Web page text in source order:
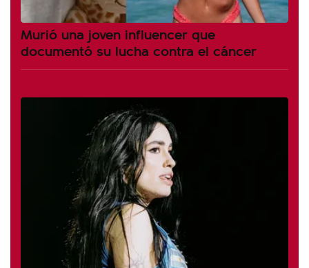
Murió una joven influencer que
documentó su lucha contra el cáncer